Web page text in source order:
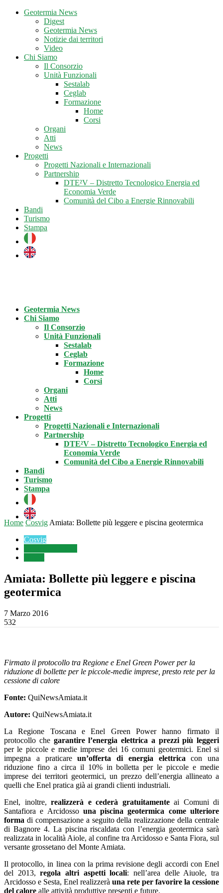
Geotermia News
Digest
Geotermia News
Notizie dai territori
Video
Chi Siamo
Il Consorzio
Unità Funzionali
Sestalab
Ceglab
Formazione
Home
Corsi
Organi
Atti
News
Progetti
Progetti Nazionali e Internazionali
Partnership
DTE²V – Distretto Tecnologico Energia ed
Economia Verde
Comunità del Cibo a Energie Rinnovabili
Bandi
Turismo
Stampa
Geotermia News
Chi Siamo
Il Consorzio
Unità Funzionali
Sestalab
Ceglab
Formazione
Home
Corsi
Organi
Atti
News
Progetti
Progetti Nazionali e Internazionali
Partnership
DTE²V – Distretto Tecnologico Energia ed
Economia Verde
Comunità del Cibo a Energie Rinnovabili
Bandi
Turismo
Stampa
Home Cosvig Amiata: Bollette più leggere e piscina geotermica
Cosvig
Amiata: Bollette più leggere e piscina
geotermica
7 Marzo 2016
532
Firmato il protocollo tra Regione e Enel Green Power per la
riduzione di bollette per le piccole-medie imprese, presto rete per la
cessione di calore
Fonte: QuiNewsAmiata.it
Autore: QuiNewsAmiata.it
La Regione Toscana e Enel Green Power hanno firmato il
protocollo che garantire l’energia elettrica a prezzi più leggeri
per le piccole e medie imprese dei 16 comuni geotermici. Enel si
impegna a praticareun’offerta di energia elettrica con una
riduzione fino a circa il 10% in bolletta per le piccole e medie
imprese dei territori geotermici, un prezzo dell’energia allineato a
quelli che Enel pratica già ai grandi clienti industriali.
Enel, inoltre, realizzerà e cederà gratuitamente ai Comuni di
Santafiora e Arcidosso una piscina geotermica come ulteriore
forma di compensazione a seguito della realizzazione della centrale
di Bagnore 4. La piscina riscaldata con l’energia geotermica sarà
realizzata in località Aiole, al confine tra Arcidosso e Santa Fiora, sul
versante grossetano del Monte Amiata.
Il protocollo, in linea con la prima revisione degli accordi con Enel
del 2013,regola altri aspetti locali: nell’area delle Aiuole, tra
Arcidosso e Sesta, Enel realizzerà una rete per favorire la cessione
del calore alle attività produttive presenti e future.